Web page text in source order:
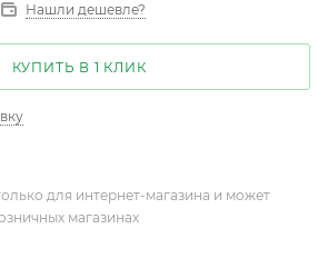
Нашли дешевле?
КУПИТЬ В 1 КЛИК
для интернет-магазина и может
магазинах